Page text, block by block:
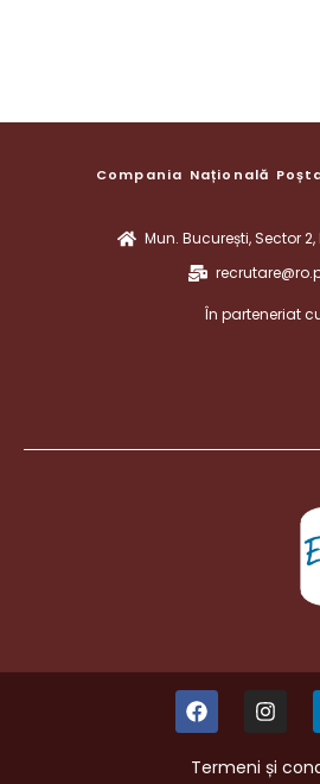
Compania Națională
Mun. București, Sector
În parteneriat
Termeni și